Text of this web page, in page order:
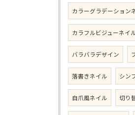
カラーグラデーション
カラフルビジューネイ
バラバラデザイン
落書きネイル シン
自爪風ネイル 切り